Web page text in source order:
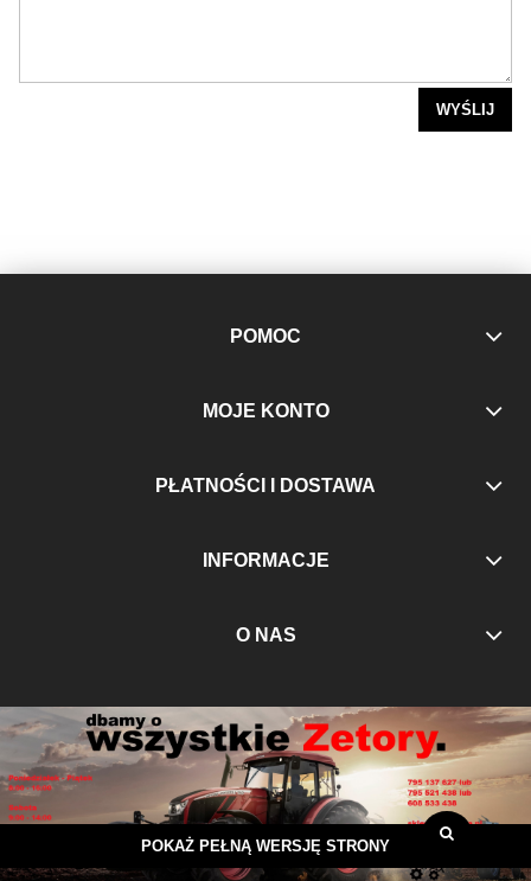
WYŚLIJ
POMOC
MOJE KONTO
PŁATNOŚCI I DOSTAWA
INFORMACJE
O NAS
POKAŻ PEŁNĄ WERSJĘ STRONY